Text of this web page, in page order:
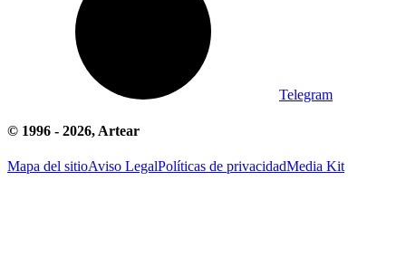
Telegram
© 1996 - 2026, Artear
Mapa del sitioAviso LegalPolíticas de privacidadMedia Kit